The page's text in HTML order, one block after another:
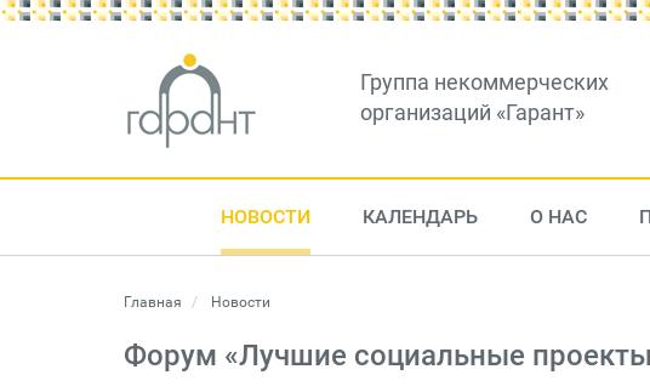
Группа некоммерческих
организаций «Гарант»
НОВОСТИ КАЛЕНДАРЬ О НАС
Главная Новости
Форум «Лучшие социальные